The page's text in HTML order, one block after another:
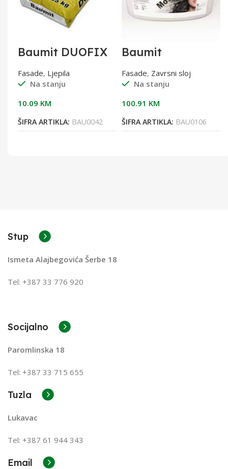
Baumit DUOFIX
25/1
Fasade, Ljepila
Na stanju
10.09 KM
ŠIFRA ARTIKLA: BAU0042
Baumit
Fasade, Zavrsni sloj
Na stanju
100.91 KM
ŠIFRA ARTIKLA: BAU0106
Stup
Ismeta Alajbegovića Šerbe 18
Tel: +387 33 776 920
Socijalno
Paromlinska 18
Tel: +387 33 715 655
Tuzla
Lukavac
Tel: +387 61 944 343
Email